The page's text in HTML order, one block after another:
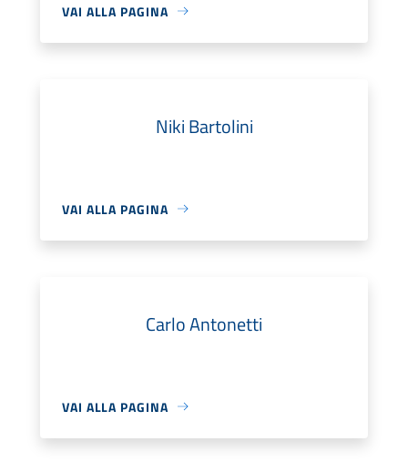
VAI ALLA PAGINA
Niki Bartolini
VAI ALLA PAGINA
Carlo Antonetti
VAI ALLA PAGINA